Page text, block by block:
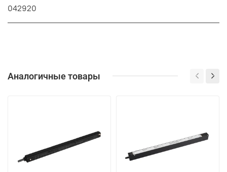
042920
Аналогичные товары